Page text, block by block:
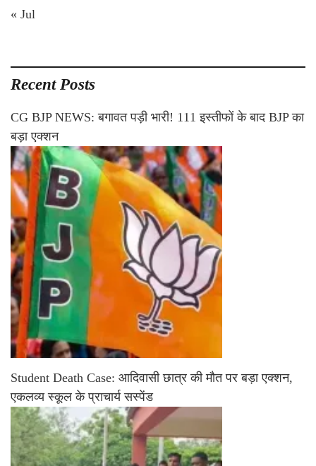
« Jul
Recent Posts
CG BJP NEWS: बगावत पड़ी भारी! 111 इस्तीफों के बाद BJP का
बड़ा एक्शन
Student Death Case: आदिवासी छात्र की मौत पर बड़ा एक्शन,
एकलव्य स्कूल के प्राचार्य सस्पेंड